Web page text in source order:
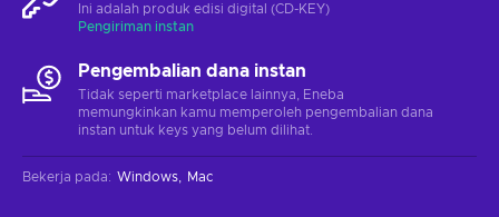
Ini adalah produk edisi digital (CD-KEY)
Pengiriman instan
Pengembalian dana instan
Tidak seperti marketplace lainnya, Eneba
memungkinkan kamu memperoleh pengembalian dana
instan untuk keys yang belum dilihat.
Bekerja pada: Windows Mac